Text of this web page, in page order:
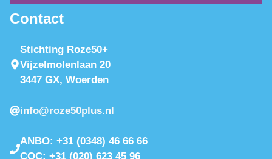
Contact
Stichting Roze50+
Vijzelmolenlaan 20
3447 GX, Woerden
info@roze50plus.nl
ANBO: +31 (0348) 46 66 66
COC: +31 (020) 623 45 96